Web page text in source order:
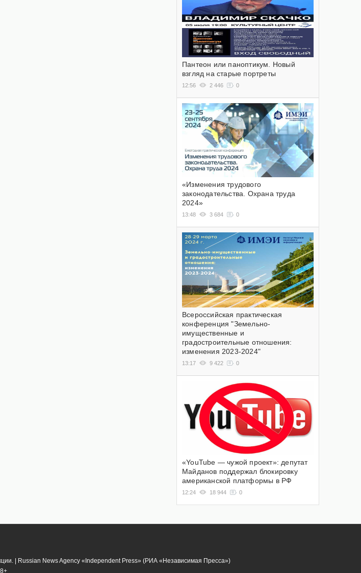
Пантеон или паноптикум. Новый
взгляд на старые портреты
12:56 2 446 0
«Изменения трудового
законодательства. Охрана труда
2024»
13:48 3 684 0
Всероссийская практическая
конференция "Земельно-
имущественные и
градостроительные отношения:
изменения 2023-2024"
13:17 9 422 0
«YouTube — чужой проект»: депутат
Майданов поддержал блокировку
американской платформы в РФ
12:24 18 944 0
| Russian News Agency «Independent Press» (РИА «Независимая Пресса»)